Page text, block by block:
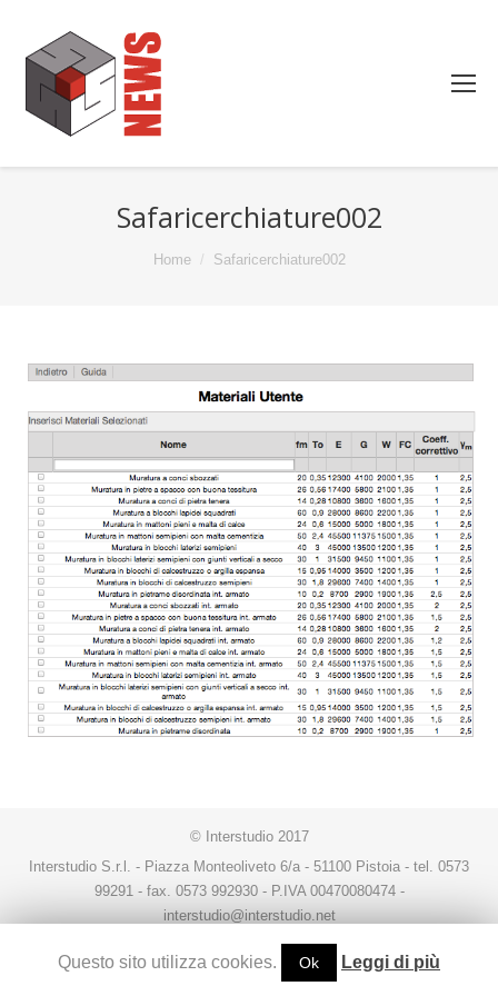
Safaricerchiature002
Home Safaricerchiature002
© Interstudio 2017
Interstudio S.r.l. - Piazza Monteoliveto 6/a - 51100 Pistoia - tel. 0573
99291 - fax. 0573 992930 - P.IVA 00470080474 -
interstudio@interstudio.net
Questo sito utilizza cookies. Ok Leggi di più